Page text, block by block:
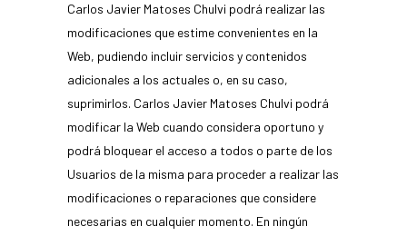
Carlos Javier Matoses Chulvi podrá realizar las
modificaciones que estime convenientes en la
Web, pudiendo incluir servicios y contenidos
adicionales a los actuales o, en su caso,
suprimirlos. Carlos Javier Matoses Chulvi podrá
modificar la Web cuando considera oportuno y
podrá bloquear el acceso a todos o parte de los
Usuarios de la misma para proceder a realizar las
modificaciones o reparaciones que considere
necesarias en cualquier momento. En ningún